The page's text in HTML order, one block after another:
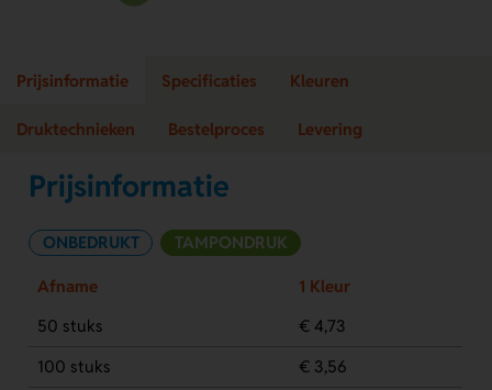
Prijsinformatie Specificaties Kleuren
Druktechnieken Bestelproces Levering
Prijsinformatie
ONBEDRUKT TAMPONDRUK
Afname
1 Kleur
50 stuks
€ 4,73
100 stuks
€ 3,56